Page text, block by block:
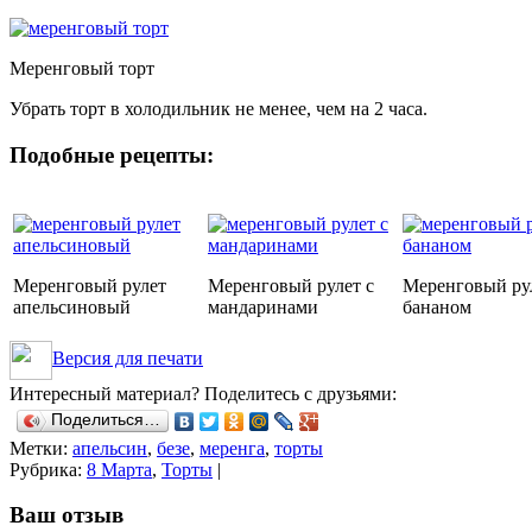
Меренговый торт
Убрать торт в холодильник не менее, чем на 2 часа.
Подобные рецепты:
Меренговый рулет
апельсиновый
Меренговый рулет с
мандаринами
Меренговый
бананом
Версия для печати
Интересный материал? Поделитесь с друзьями:
Поделиться…
Метки: апельсин, безе, меренга, торты
Рубрика: 8 Марта, Торты |
Ваш отзыв